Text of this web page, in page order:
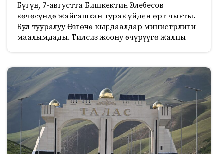
Бүгүн, 7-августта Бишкектин Элебесов
көчөсүндө жайгашкан турак үйдөн өрт чыкты.
Бул тууралуу Өзгөчө кырдаалдар министрлиги
маалымдады. Тилсиз жоону өчүрүүгө жалпы